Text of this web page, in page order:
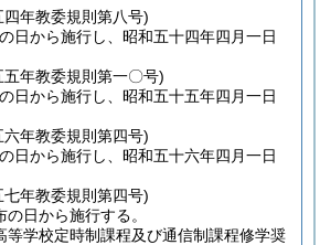
四年教委規則第八号)
日から施行し、昭和五十四年四月一日
五年教委規則第一〇号)
日から施行し、昭和五十五年四月一日
六年教委規則第四号)
日から施行し、昭和五十六年四月一日
七年教委規則第四号)
日から施行する。
等学校定時制課程及び通信制課程修学奨